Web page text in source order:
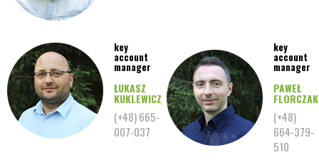
key
account
manager
ŁUKASZ
KUKLEWICZ
(+48) 665-
007-037
key
account
manager
PAWEŁ
FLORCZAK
(+48)
664-379-
510